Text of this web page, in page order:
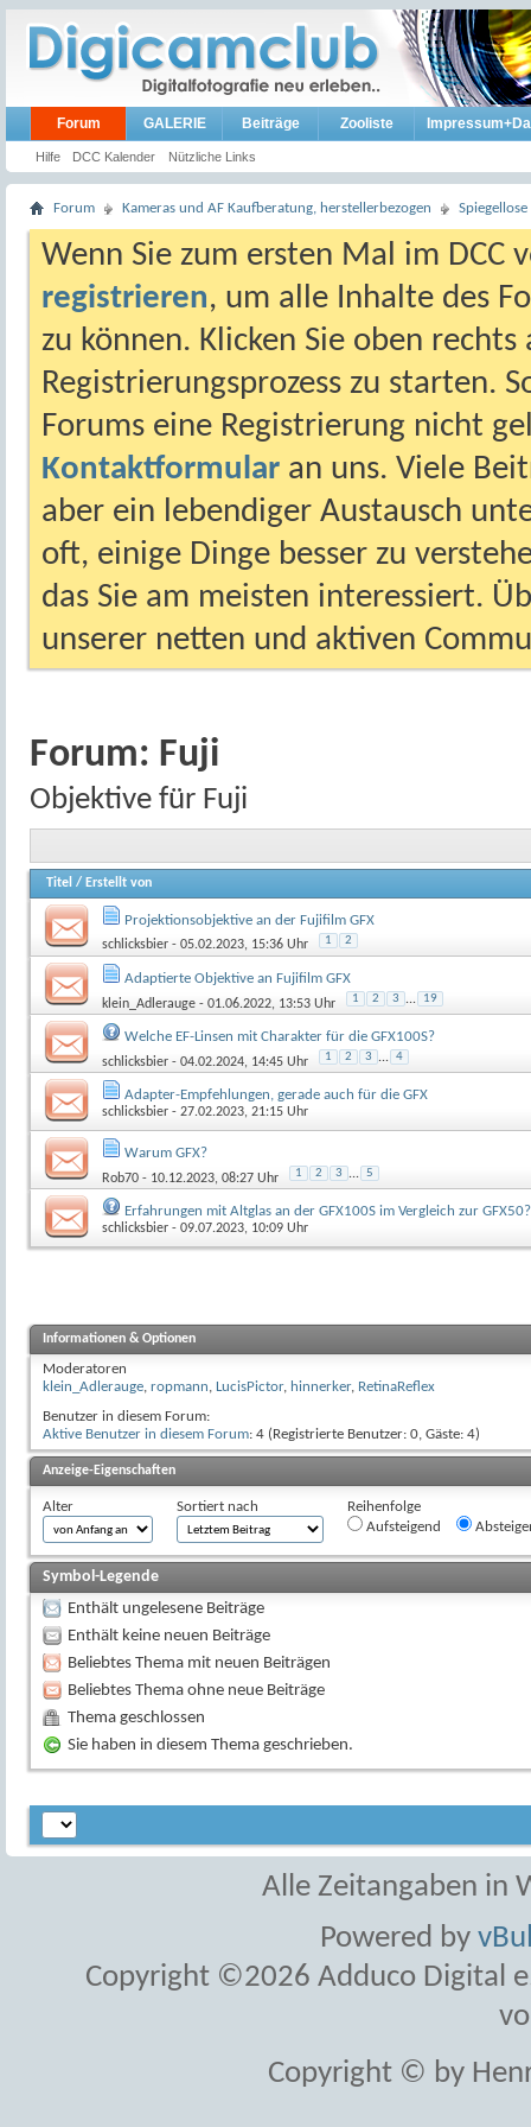
Forum
Hilfe DCC Kalender Nützliche Links
GALERIE Beiträge Zooliste
Forum Kameras und AF Kaufberatung, herstellerbezogen
Wenn Sie zum ersten Mal im DCC
registrieren, um alle Inhalte des
zu können. Klicken Sie oben
Registrierungsprozess zu starten.
Forums eine Registrierung nicht
Kontaktformular an uns. Viele
aber ein lebendiger Austausch
oft, einige Dinge besser zu
das Sie am meisten interessiert.
unserer netten und aktiven
Forum: Fuji
Objektive für Fuji
Titel / Erstellt von
Projektionsobjektive an der Fujifilm GFX
schlicksbier - 05.02.2023, 15:36 Uhr 1 2
Adaptierte Objektive an Fujifilm GFX
klein_Adlerauge - 01.06.2022, 13:53 Uhr 1 2 3 ... 19
Welche EF-Linsen mit Charakter für die GFX100S?
schlicksbier - 04.02.2024, 14:45 Uhr 1 2 3 ... 4
Adapter-Empfehlungen, gerade auch für die GFX
schlicksbier - 27.02.2023, 21:15 Uhr
Warum GFX?
Rob70 - 10.12.2023, 08:27 Uhr 1 2 3 ... 5
Erfahrungen mit Altglas an der GFX100S im Vergleich zur GFX50?
schlicksbier - 09.07.2023, 10:09 Uhr
Informationen & Optionen
Moderatoren
klein_Adlerauge, ropmann, LucisPictor, hinnerker, RetinaReflex
Benutzer in diesem Forum:
Aktive Benutzer in diesem Forum: 4 (Registrierte Benutzer: 0, Gäste: 4)
Anzeige-Eigenschaften
Alter Sortiert nach
Reihenfolge
Aufsteigend
Symbol-Legende
Enthält ungelesene Beiträge
Enthält keine neuen Beiträge
Beliebtes Thema mit neuen Beiträgen
Beliebtes Thema ohne neue Beiträge
Thema geschlossen
Sie haben in diesem Thema geschrieben.
Alle Zeitangaben in
Powered by
Copyright ©2026 Adduco Digital
Copyright © by